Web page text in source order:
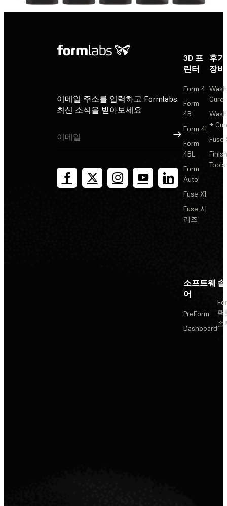
이메일 주소를 입력하고 Formlabs
최신 소식을 받아보세요
가입
3D 프
린터
Form 4
Form
4B
Form 4L
Form
4BL
Form
Auto
Fuse X1
Fuse 시
리즈
후
장비
Cure
+
Fuse
Tools
소프트웨
어
PreForm
Dashboard
팩
솔